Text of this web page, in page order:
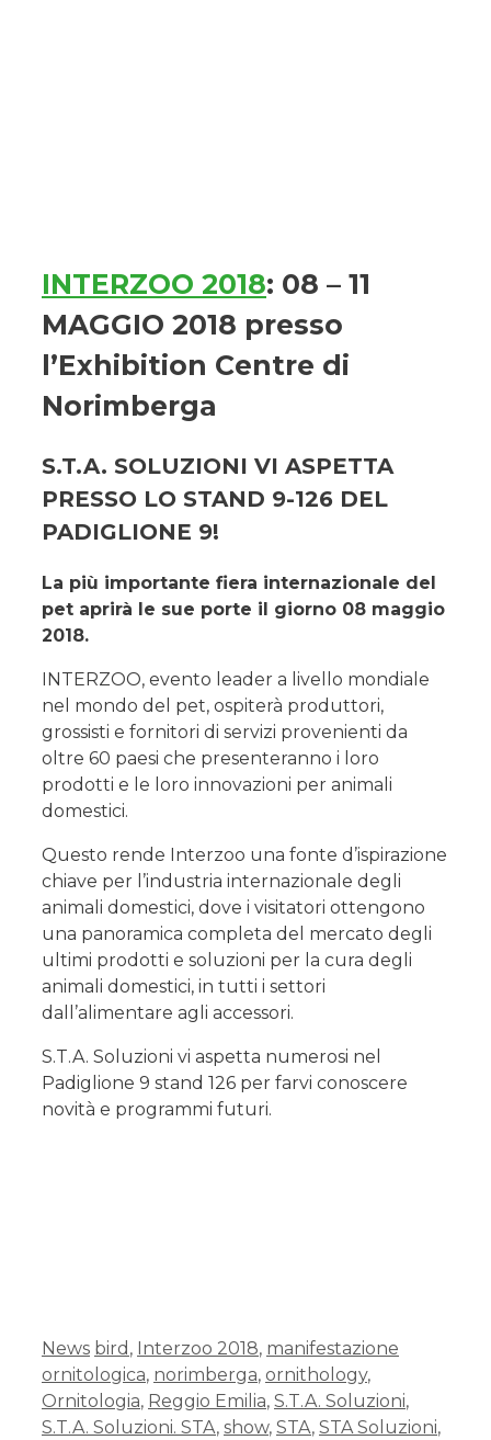
INTERZOO 2018: 08 – 11
MAGGIO 2018 presso
l’Exhibition Centre di
Norimberga
S.T.A. SOLUZIONI VI ASPETTA
PRESSO LO STAND 9-126 DEL
PADIGLIONE 9!
La più importante fiera internazionale del
pet aprirà le sue porte il giorno 08 maggio
2018.
INTERZOO, evento leader a livello mondiale
nel mondo del pet, ospiterà produttori,
grossisti e fornitori di servizi provenienti da
oltre 60 paesi che presenteranno i loro
prodotti e le loro innovazioni per animali
domestici.
Questo rende Interzoo una fonte d’ispirazione
chiave per l’industria internazionale degli
animali domestici, dove i visitatori ottengono
una panoramica completa del mercato degli
ultimi prodotti e soluzioni per la cura degli
animali domestici, in tutti i settori
dall’alimentare agli accessori.
S.T.A. Soluzioni vi aspetta numerosi nel
Padiglione 9 stand 126 per farvi conoscere
novità e programmi futuri.
News bird , Interzoo 2018, manifestazione
ornitologica, norimberga, ornithology,
Ornitologia, Reggio Emilia, S.T.A. Soluzioni,
S.T.A. Soluzioni. STA, show, STA, STA Soluzioni,